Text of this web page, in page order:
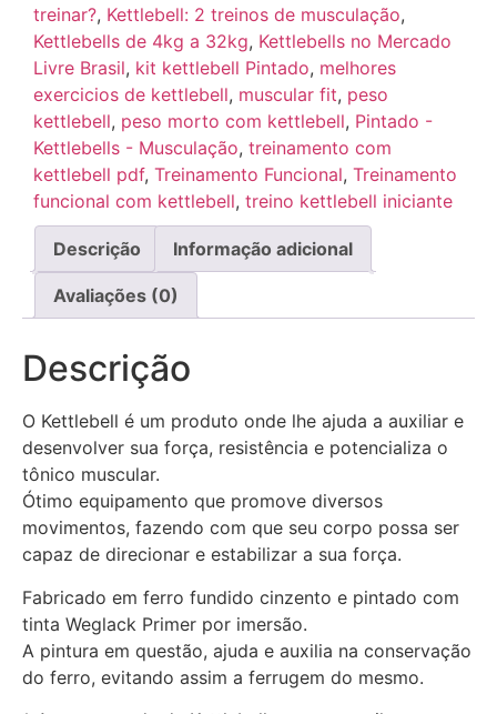
treinar?, Kettlebell: 2 treinos de musculação,
Kettlebells de 4kg a 32kg, Kettlebells no Mercado
Livre Brasil, kit kettlebell Pintado, melhores
exercicios de kettlebell, muscular fit, peso
kettlebell, peso morto com kettlebell, Pintado -
Kettlebells - Musculação, treinamento com
kettlebell pdf, Treinamento Funcional, Treinamento
funcional com kettlebell, treino kettlebell iniciante
Descrição Informação adicional
Avaliações (0)
Descrição
O Kettlebell é um produto onde lhe ajuda a auxiliar e
desenvolver sua força, resistência e potencializa o
tônico muscular.
Ótimo equipamento que promove diversos
movimentos, fazendo com que seu corpo possa ser
capaz de direcionar e estabilizar a sua força.
Fabricado em ferro fundido cinzento e pintado com
tinta Weglack Primer por imersão.
A pintura em questão, ajuda e auxilia na conservação
do ferro, evitando assim a ferrugem do mesmo.